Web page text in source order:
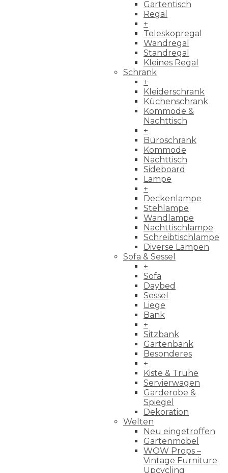
Gartentisch
Regal
+
Teleskopregal
Wandregal
Standregal
Kleines Regal
Schrank
+
Kleiderschrank
Küchenschrank
Kommode &
Nachttisch
+
Büroschrank
Kommode
Nachttisch
Sideboard
Lampe
+
Deckenlampe
Stehlampe
Wandlampe
Nachttischlampe
Schreibtischlampe
Diverse Lampen
Sofa & Sessel
+
Sofa
Daybed
Sessel
Liege
Bank
+
Sitzbank
Gartenbank
Besonderes
+
Kiste & Truhe
Servierwagen
Garderobe &
Spiegel
Dekoration
Welten
Neu eingetroffen
Gartenmöbel
WOW Props –
Vintage Furniture
Upcycling